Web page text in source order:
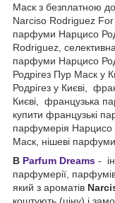
Маск з безплатною
Narciso Rodriguez
парфуми Нарцисо
Rodriguez,
парфуми Нарцисо
Родрігез Пур Маск у
Родрігез у Києві,
Києві, французька
купити французькі
парфумерія Нарцисо
Маск, нішеві
В Parfum Dreams -
парфумерії,
який з ароматів